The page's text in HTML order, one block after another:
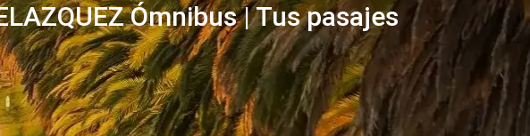
Ómnibus | Tus pasajes
online
Tus